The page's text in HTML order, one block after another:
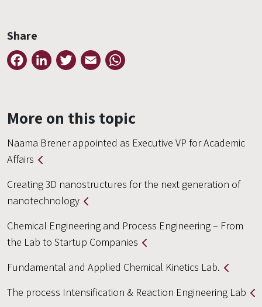
Share
FacebookLinkedInTwitter Email
More on this topic
Naama Brener appointed as Executive VP for Academic
Affairs
Creating 3D nanostructures for the next generation of
nanotechnology
Chemical Engineering and Process Engineering – From
the Lab to Startup Companies
Fundamental and Applied Chemical Kinetics Lab.
The process Intensification & Reaction Engineering Lab